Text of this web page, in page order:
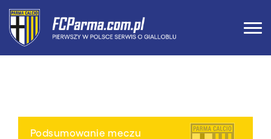
Podsumowanie meczu